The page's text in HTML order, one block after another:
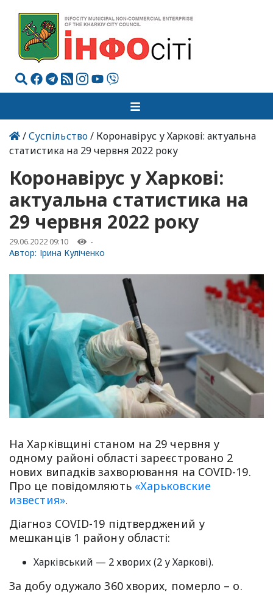
/Суспільство/ Коронавірус у Харкові: актуальна
статистика на 29 червня 2022 року
Коронавірус у Харкові:
актуальна статистика на
29 червня 2022 року
29.06.2022 09:10 -
Автор: Ірина Куліченко
На Харківщині станом на 29 червня у
одному районі області зареєстровано 2
нових випадків захворювання на COVID-19.
Про це повідомляють «Харьковские
известия».
Діагноз COVID-19 підтверджений у
мешканців 1 району області:
Харківський — 2 хворих (2 у Харкові).
За добу одужало 360 хворих, померло – о.